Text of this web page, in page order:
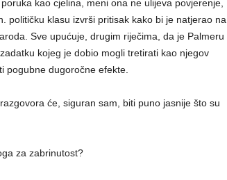
kao cjelina, meni ona ne ulijeva povjerenje,
političku klasu izvrši pritisak kako bi je natjerao na
Sve upućuje, drugim riječima, da je Palmeru
kojeg je dobio mogli tretirati kao njegov
pogubne dugoročne efekte.
će, siguran sam, biti puno jasnije što su
za zabrinutost?